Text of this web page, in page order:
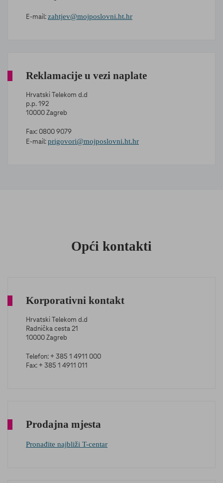
E-mail: zahtjev@mojposlovni.ht.hr
Reklamacije u vezi naplate
Hrvatski Telekom d.d
p.p. 192
10000 Zagreb
Fax: 0800 9079
E-mail: prigovori@mojposlovni.ht.hr
Opći kontakti
Korporativni kontakt
Hrvatski Telekom d.d
Radnička cesta 21
10000 Zagreb
Telefon: + 385 1 4911 000
Fax: + 385 1 4911 011
Prodajna mjesta
Pronađite najbliži T-centar